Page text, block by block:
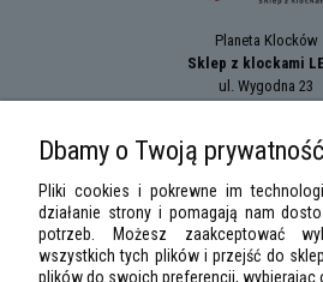
Planeta Klocków
Sklep z klockami
ul. Wygodna 23
e-mail:
Dbamy o Twoją prywatność
Pliki cookies i pokrewne im
działanie strony i pomagają nam
potrzeb. Możesz zaakceptować
wszystkich tych plików i przejść do
plików do swoich preferencji, wybierając